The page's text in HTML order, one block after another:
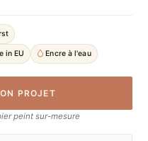
in EU Encre à l'eau
PROJET
peint sur-mesure